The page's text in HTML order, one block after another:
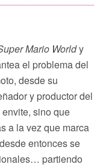
Mario Worldy
el problema del
desde su
y productor del
sino que
a la vez que marca
entonces se
partiendo